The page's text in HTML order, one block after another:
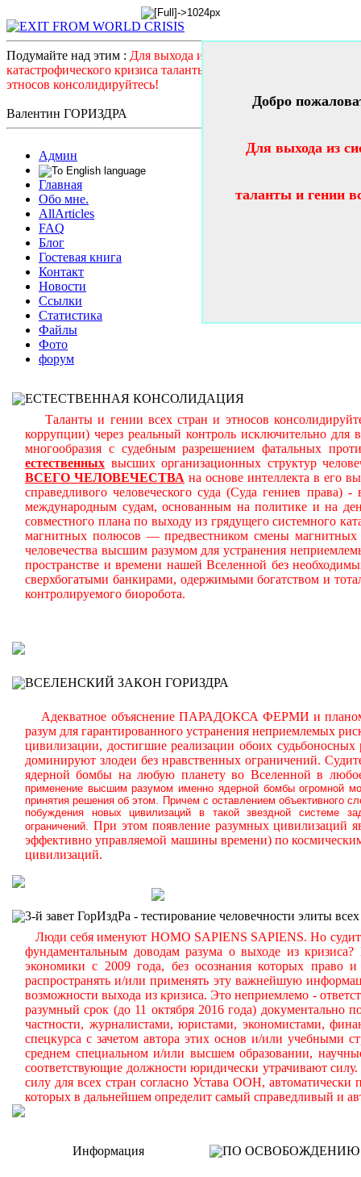
Подумайте над этим : Для выхода из системного
катастрофического кризиса таланты и гении всех стран и
этносов консолидируйтесь!
Валентин ГОРИЗДРА
Админ
Главная
Обо мне.
AllArticles
FAQ
Блог
Гостевая книга
Контакт
Новости
Ссылки
Статистика
Файлы
Фото
форум
ЕСТЕСТВЕННАЯ КОНСОЛИДАЦИЯ
Таланты и гении всех стран и этносов
коррупции) через реальный контроль исключительно
многообразия с судебным разрешением фатальных
естественных высших организационных структур
ВСЕГО ЧЕЛОВЕЧЕСТВА на основе интеллекта в его
справедливого человеческого суда (Суда гениев
международным судам, основанным на политике и на
совместного плана по выходу из грядущего системного
магнитных полюсов — предвестником смены магнитных
человечества высшим разумом для устранения
пространстве и времени нашей Вселенной без
сверхбогатыми банкирами, одержимыми богатством и
контролируемого биоробота.
ВСЕЛЕНСКИЙ ЗАКОН ГОРИЗДРА
Адекватное объяснение ПАРАДОКСА ФЕРМИ и
разум для гарантированного устранения неприемлемых
цивилизации, достигшие реализации обоих
доминируют злодеи без нравственных ограничений.
ядерной бомбы на любую планету во Вселенной в
применение высшим разумом именно ядерной бомбы огромной
принятия решения об этом. Причем с оставлением объективного
побуждения новых цивилизаций в такой звездной системе
ограничений. При этом появление разумных цивилизаций
эффективно управляемой машины времени) по
цивилизаций.
3-й завет ГорИздРа - тестирование человечности элиты
Люди себя именуют HOMO SAPIENS SAPIENS. Но
фундаментальным доводам разума о выходе из
экономики с 2009 года, без осознания которых право
распространять и/или применять эту важнейшую
возможности выхода из кризиса. Это неприемлемо -
разумный срок (до 11 октября 2016 года)
частности, журналистами, юристами, экономистами,
спецкурса с зачетом автора этих основ и/или учебными
среднем специальном и/или высшем образовании,
соответствующие должности юридически утрачивают
силу для всех стран согласно Устава ООН,
которых в дальнейшем определит самый справедливый и
Информация ПО ОСВОБОЖДЕНИЮ
Добро
Для выхода из
таланты и гении